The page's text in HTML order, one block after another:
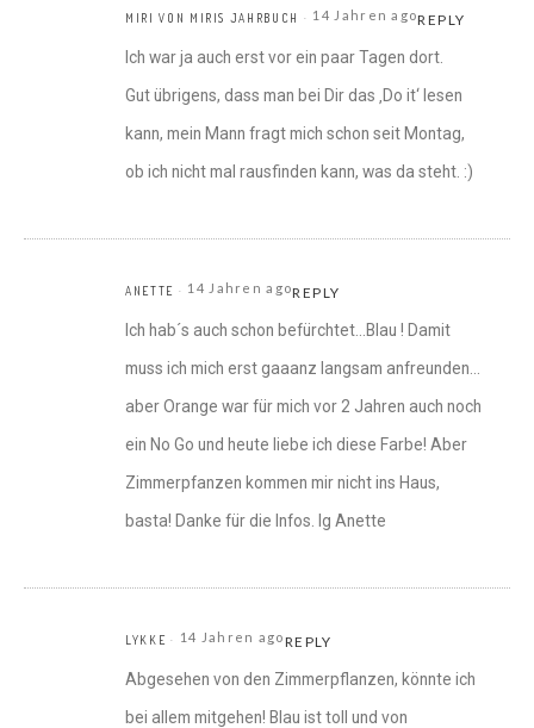
MIRI VON MIRIS JAHRBUCH 14 Jahren agoREPLY
Ich war ja auch erst vor ein paar Tagen dort.
Gut übrigens, dass man bei Dir das ‚Do it‘ lesen
kann, mein Mann fragt mich schon seit Montag,
ob ich nicht mal rausfinden kann, was da steht. :)
ANETTE 14 Jahren agoREPLY
Ich hab´s auch schon befürchtet…Blau ! Damit
muss ich mich erst gaaanz langsam anfreunden…
aber Orange war für mich vor 2 Jahren auch noch
ein No Go und heute liebe ich diese Farbe! Aber
Zimmerpfanzen kommen mir nicht ins Haus,
basta! Danke für die Infos. lg Anette
LYKKE 14 Jahren agoREPLY
Abgesehen von den Zimmerpflanzen, könnte ich
bei allem mitgehen! Blau ist toll und von